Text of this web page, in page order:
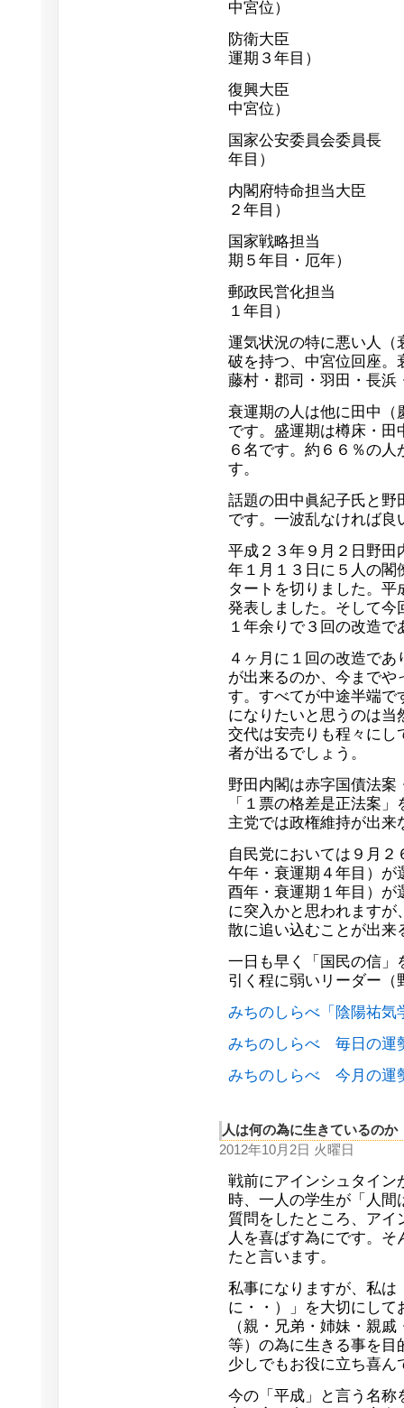
中宮位）
防衛大臣 森本
運期３年目）
復興大臣 平野
中宮位）
国家公安委員会委員長
年目）
内閣府特命担当大臣
２年目）
国家戦略担当 前
期５年目・厄年）
郵政民営化担当 下
１年目）
運気状況の特に悪い人（
破を持つ、中宮位回座。
藤村・郡司・羽田・長浜
衰運期の人は他に田中（
です。盛運期は樽床・
６名です。約６６％の
す。
話題の田中眞紀子氏と野
です。一波乱なければ
平成２３年９月２日野田
年１月１３日に５人の閣
タートを切りました。
発表しました。そして今
１年余りで３回の改造で
４ヶ月に１回の改造で
が出来るのか、今まで
す。すべてが中途半端で
になりたいと思うのは
交代は安売りも程々にし
者が出るでしょう。
野田内閣は赤字国債法案
「１票の格差是正法案
主党では政権維持が出
自民党においては９月
午年・衰運期４年目）が
酉年・衰運期１年目）が
に突入かと思われます
散に追い込むことが出来
一日も早く「国民の信」
引く程に弱いリーダー
みちのしらべ「陰陽祐気
みちのしらべ 毎日の運
みちのしらべ 今月の運
人は何の為に生きているのか
2012年10月2日 火曜日
戦前にアインシュタイン
時、一人の学生が「人
質問をしたところ、アイ
人を喜ばす為にです。
たと言います。
私事になりますが、私
に・・）」を大切にし
（親・兄弟・姉妹・親
等）の為に生きる事を目
少しでもお役に立ち喜
今の「平成」と言う名称